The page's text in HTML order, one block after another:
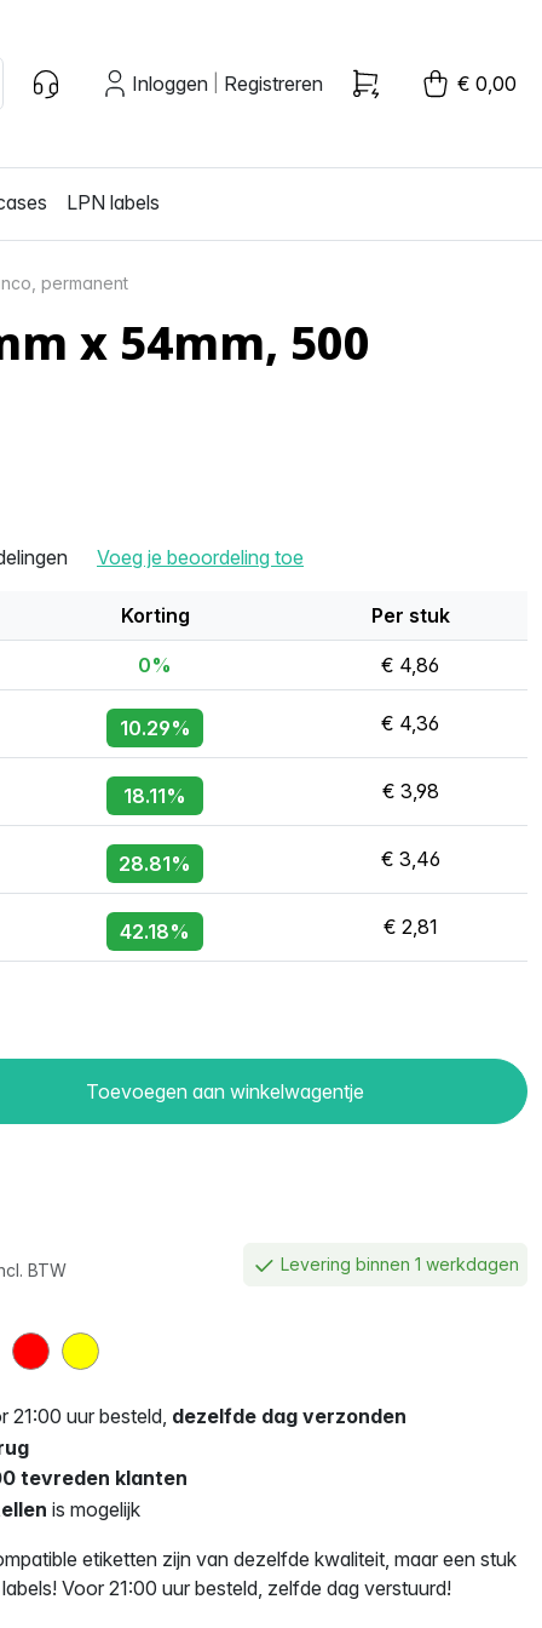
Inloggen Registreren € 0,00
LPN labels
permanent
x 54mm, 500
Voeg je beoordeling toe
Korting Per stuk
0% € 4,86
10.29% € 4,36
18.11% € 3,98
28.81% € 3,46
42.18% € 2,81
Toevoegen aan winkelwagentje
BTW Levering binnen 1 werkdagen
21:00 uur besteld, dezelfde dag verzonden
tevreden klanten
is mogelijk
etiketten zijn van dezelfde kwaliteit, maar een stuk
Voor 21:00 uur besteld, zelfde dag verstuurd!